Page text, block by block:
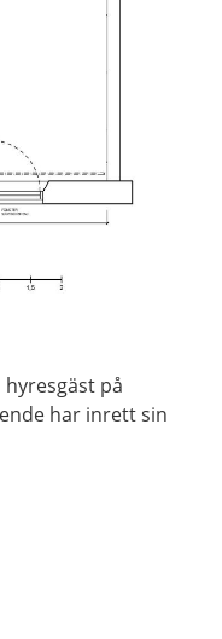
på
har inrett sin